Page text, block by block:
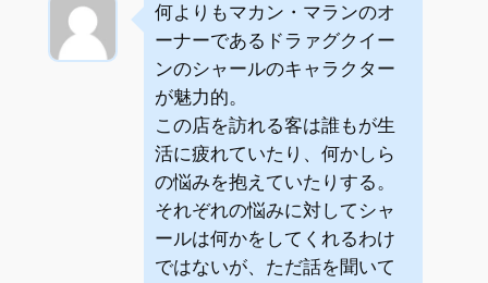
何よりもマカン・マランのオ
ーナーであるドラァグクイー
ンのシャールのキャラクター
が魅力的。
この店を訪れる客は誰もが生
活に疲れていたり、何かしら
の悩みを抱えていたりする。
それぞれの悩みに対してシャ
ールは何かをしてくれるわけ
ではないが、ただ話を聞いて